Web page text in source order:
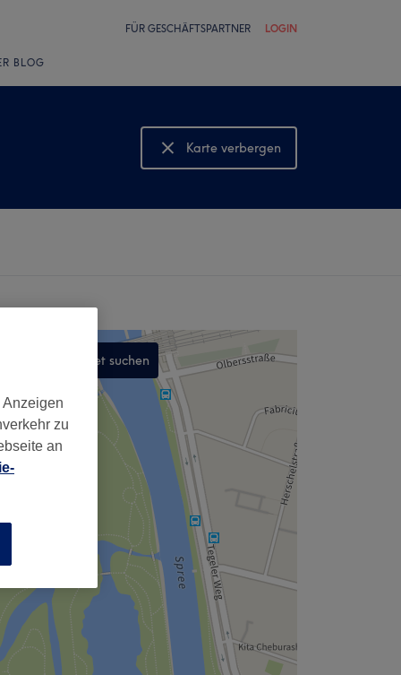
FÜR GESCHÄFTSPARTNER LOGIN
BLOG
Karte verbergen
Karte anzeigen
In diesem Gebiet suchen
zu
an